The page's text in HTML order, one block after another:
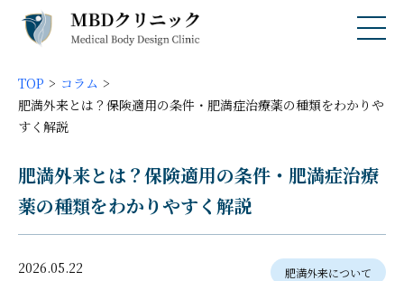
TOP
コラム
肥満外来とは？保険適用の条件・肥満症治療薬の種類をわかりや
すく解説
肥満外来とは？保険適用の条件・肥満症治療
薬の種類をわかりやすく解説
2026.05.22 肥満外来について